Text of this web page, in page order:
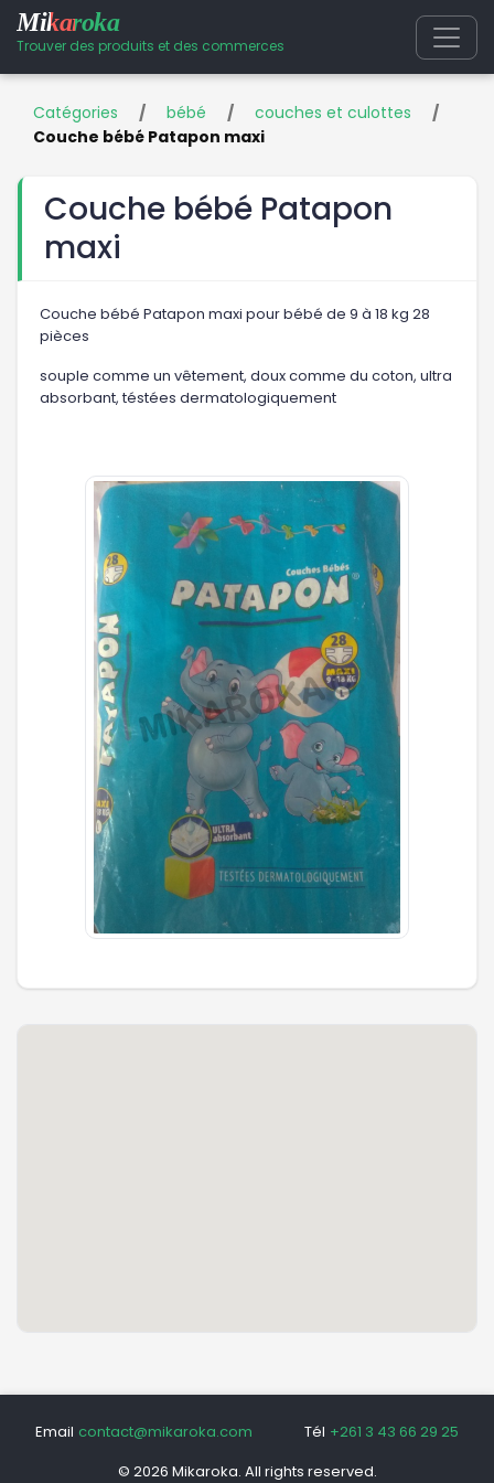
Mikaroka
Trouver des produits et des commerces
Catégories / bébé / couches et culottes
/
Couche bébé Patapon maxi
Couche bébé Patapon
maxi
Couche bébé Patapon maxi pour bébé de 9 à 18 kg 28
pièces
souple comme un vêtement, doux comme du coton, ultra
absorbant, téstées dermatologiquement
Email contact@mikaroka.com Tél +261 3 43 66 29 25
© 2026 Mikaroka. All rights reserved.